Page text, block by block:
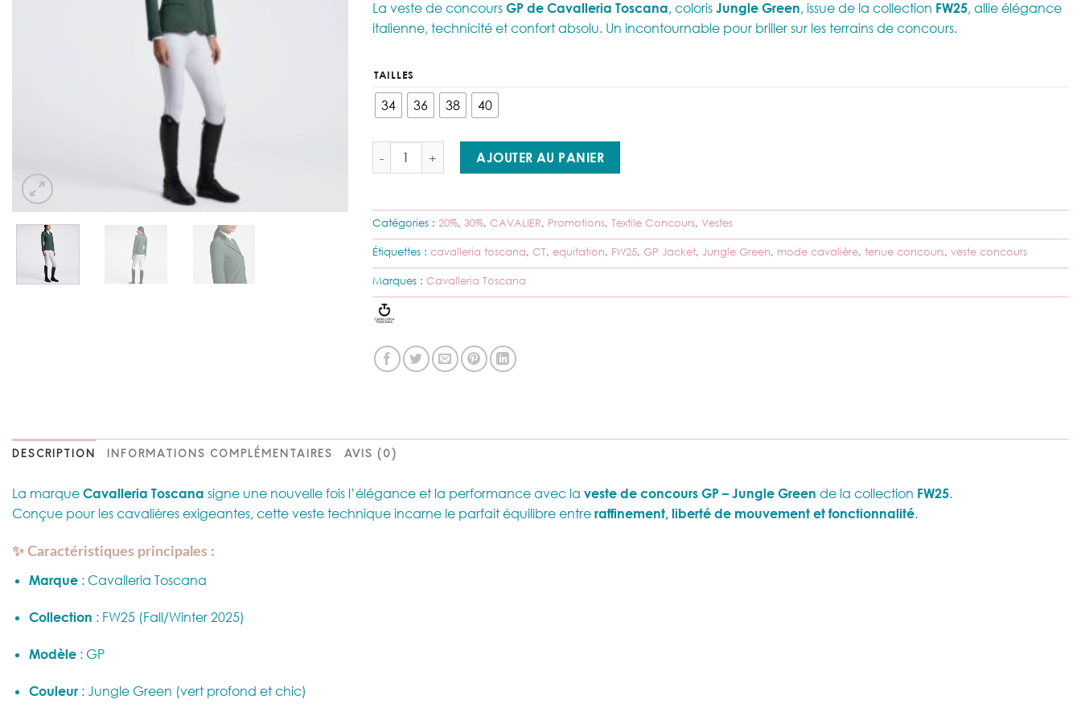
initial
était :
actuel
est :
La veste de concours GP de Cavalleria Toscana, coloris Jungle Green, issue de la collection FW25, allie élégance
italienne, technicité et confort absolu. Un incontournable pour briller sur les terrains de concours.
TAILLES
34 36 38 40
quantité de Cavalleria Toscana – Veste de concours GP FW25 – Jungle Green
AJOUTER AU PANIER
Catégories : 20%, 30%, CAVALIER, Promotions, Textile Concours, Vestes
Étiquettes : cavalleria toscana, CT, equitation, FW25, GP Jacket, Jungle Green, mode cavalière, tenue concours, veste concours
Marques : Cavalleria Toscana
DESCRIPTION INFORMATIONS COMPLÉMENTAIRES AVIS (0)
La marque Cavalleria Toscana signe une nouvelle fois l’élégance et la performance avec la veste de concours GP – Jungle Green de la collection FW25.
Conçue pour les cavalières exigeantes, cette veste technique incarne le parfait équilibre entre raffinement, liberté de mouvement et fonctionnalité.
✨ Caractéristiques principales :
Marque: Cavalleria Toscana
Collection : FW25 (Fall/Winter 2025)
Modèle: GP
Couleur: Jungle Green (vert profond et chic)